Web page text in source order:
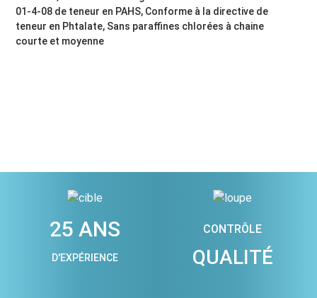
01-4-08 de teneur en PAHS, Conforme à la directive de
teneur en Phtalate, Sans paraffines chlorées à chaine
courte et moyenne
25 ANS
D'EXPÉRIENCE
CONTRÔLE
QUALITÉ